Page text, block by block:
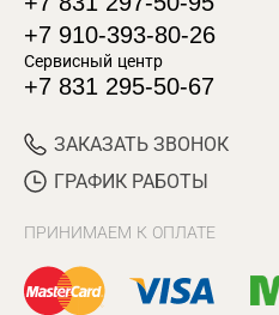
+7 910-393-80-26
Сервисный центр
+7 831 295-50-67
ЗАКАЗАТЬ ЗВОНОК
ГРАФИК РАБОТЫ
ПРИНИМАЕМ К ОПЛАТЕ